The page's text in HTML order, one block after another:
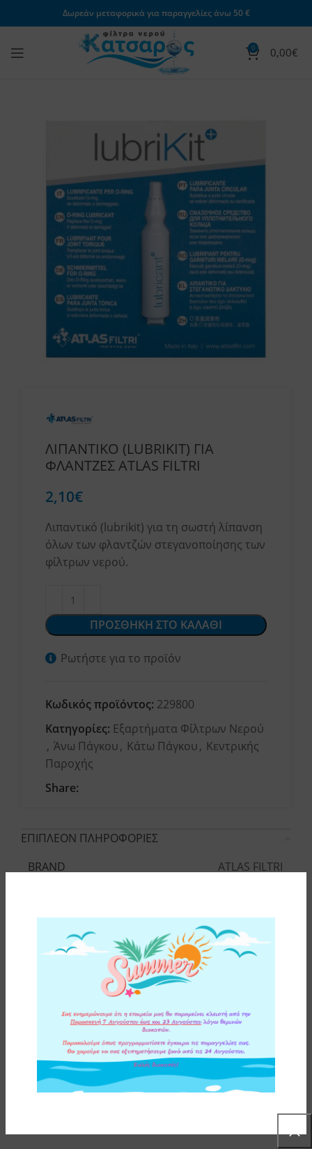
Δωρεάν μεταφορικά για παραγγελίες άνω 50 €
0 0,00€
ΛΙΠΑΝΤΙΚΟ (LUBRIKIT) ΓΙΑ
ΦΛΑΝΤΖΕΣ ATLAS FILTRI
2,10€
Λιπαντικό (lubrikit) για τη σωστή λίπανση
όλων των φλαντζών στεγανοποίησης των
φίλτρων νερού.
ΠΡΟΣΘΗΚΗ ΣΤΟ ΚΑΛΑΘΙ
Ρωτήστε για το προϊόν
Κωδικός προϊόντος: 229800
Κατηγορίες: Εξαρτήματα Φίλτρων Νερού
, Άνω Πάγκου, Κάτω Πάγκου, Κεντρικής
Παροχής
Share:
ΕΠΙΠΛΕΟΝ ΠΛΗΡΟΦΟΡΙΕΣ
BRAND
ATLAS FILTRI